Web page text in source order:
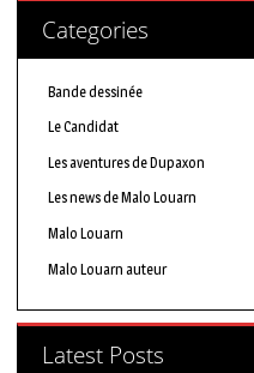
Categories
Bande dessinée
Le Candidat
Les aventures de Dupaxon
Les news de Malo Louarn
Malo Louarn
Malo Louarn auteur
Latest Posts